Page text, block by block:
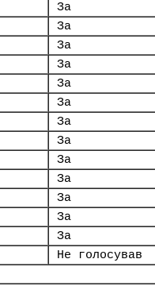
За
За
За
За
За
За
За
За
За
За
За
За
За
Не голосував